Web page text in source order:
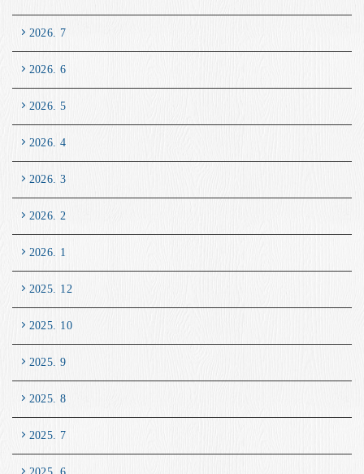
2026. 7
2026. 6
2026. 5
2026. 4
2026. 3
2026. 2
2026. 1
2025. 12
2025. 10
2025. 9
2025. 8
2025. 7